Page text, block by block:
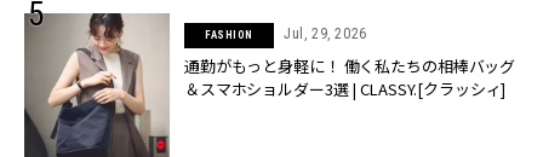
FASHION Jul, 29, 2026
通勤がもっと身軽に！ 働く私たちの相棒バッグ
＆スマホショルダー3選 | CLASSY.[クラッシィ]